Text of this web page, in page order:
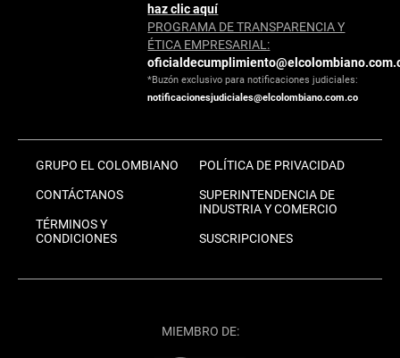
haz clic aquí
PROGRAMA DE TRANSPARENCIA Y
ÉTICA EMPRESARIAL:
*Buzón exclusivo para notificaciones judiciales:
notificacionesjudiciales@elcolombiano.com.co
GRUPO EL COLOMBIANO
CONTÁCTANOS
TÉRMINOS Y
CONDICIONES
POLÍTICA DE PRIVACIDAD
SUPERINTENDENCIA DE
INDUSTRIA Y COMERCIO
SUSCRIPCIONES
MIEMBRO DE: